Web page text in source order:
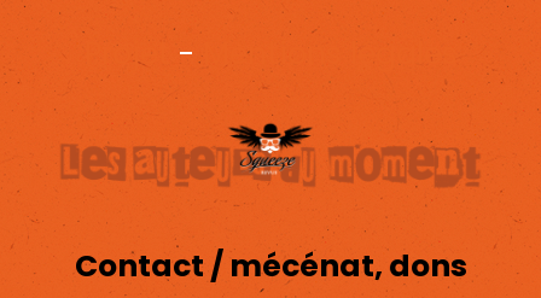
Projet -Mentions légales
Contact / mécénat, dons